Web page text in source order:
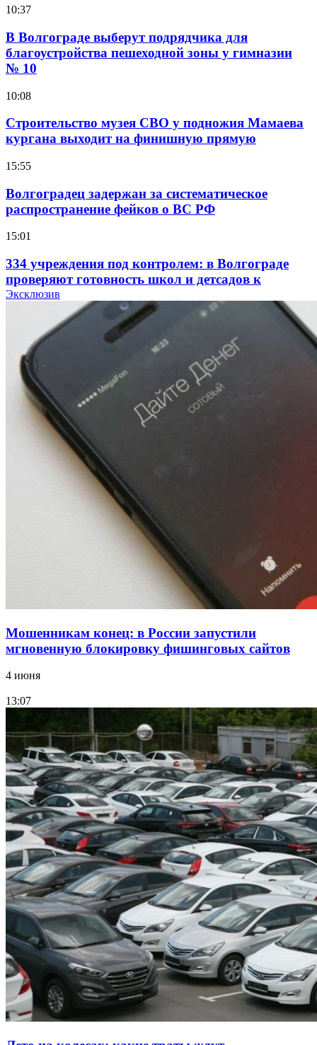
10:37
В Волгограде выберут подрядчика для
благоустройства пешеходной зоны у гимназии
№ 10
10:08
Строительство музея СВО у подножия Мамаева
кургана выходит на финишную прямую
15:55
Волгоградец задержан за систематическое
распространение фейков о ВС РФ
15:01
334 учреждения под контролем: в Волгограде
проверяют готовность школ и детсадов к
учебному году
Покушение на убийство в Волгограде: девушка
напала на незнакомую женщину с ножом
12:39
Сладкий праздник в Волгограде: в Центральном
парке прошёл фестиваль „Арбузный переполох“
Волгоградские компании нарастили экспорт:
заключены контракты на 3,6 млн долларов
Эксклюзив
Мошенникам конец: в России запустили
мгновенную блокировку фишинговых сайтов
4 июня
13:07